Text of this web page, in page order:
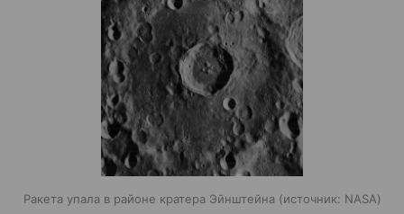
Ракета упала в районе кратера Эйнштейна источник: NASA